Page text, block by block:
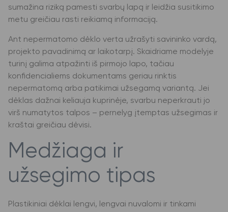
sumažina riziką pamesti svarbų lapą ir leidžia susitikimo
metu greičiau rasti reikiamą informaciją.
Ant nepermatomo dėklo verta užrašyti savininko vardą,
projekto pavadinimą ar laikotarpį. Skaidriame modelyje
turinį galima atpažinti iš pirmojo lapo, tačiau
konfidencialiems dokumentams geriau rinktis
nepermatomą arba patikimai užsegamą variantą. Jei
dėklas dažnai keliauja kuprinėje, svarbu neperkrauti jo
virš numatytos talpos – pernelyg įtemptas užsegimas ir
kraštai greičiau dėvisi.
Medžiaga ir
užsegimo tipas
Plastikiniai dėklai lengvi, lengvai nuvalomi ir tinkami